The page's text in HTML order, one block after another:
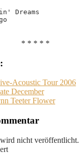
Dreams
* * * * *
Acoustic Tour 2006
December
Teeter Flower
nicht veröffentlicht.